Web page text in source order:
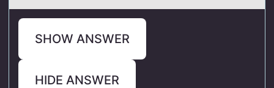
SHOW ANSWER
HIDE ANSWER